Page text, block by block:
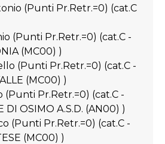
(Punti Pr.Retr.=0) (cat.C
(Punti Pr.Retr.=0) (cat.C -
(MC00) )
(Punti Pr.Retr.=0) (cat.C -
(MC00) )
(Punti Pr.Retr.=0) (cat.C -
DI OSIMO A.S.D. (AN00) )
(Punti Pr.Retr.=0) (cat.C -
(MC00) )